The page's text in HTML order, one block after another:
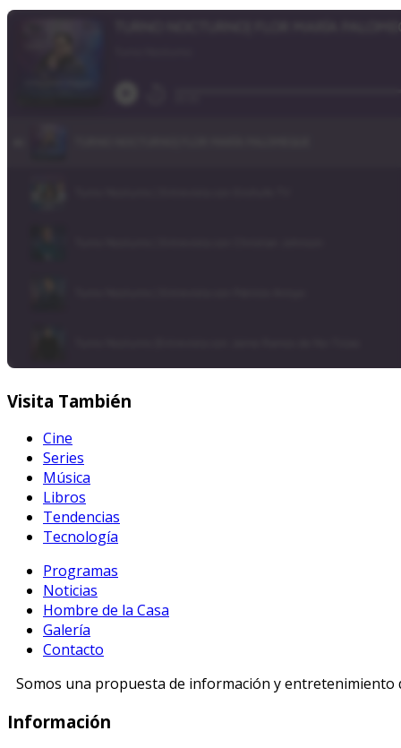
Visita También
Cine
Series
Música
Libros
Tendencias
Tecnología
Programas
Noticias
Hombre de la Casa
Galería
Contacto
Somos una propuesta de información y
Información